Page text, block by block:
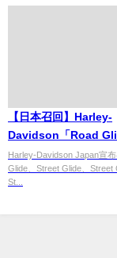
【日本召回】Harley-
Davidson「Road
型」空氣濾清器成型
洩漏恐噴出受傷，共
Harley-Davidson Japan宣
Glide、Street Glide、Street
St...